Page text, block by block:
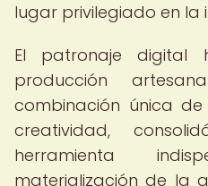
lugar privilegiado en la
El patronaje digital
producción
combinación única de
creatividad,
herramienta
materialización de la